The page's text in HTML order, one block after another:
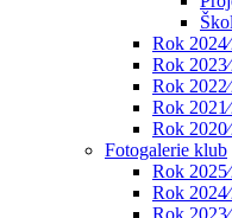
Rok
Rok
Rok
Rok
Rok
Fotogalerie klub
Rok
Rok
Rok